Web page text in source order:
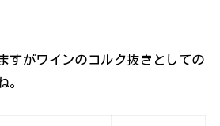
すがワインのコルク抜きとしての
。